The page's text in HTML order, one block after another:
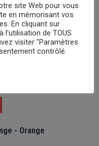
vous
- Orange
site Web pour vous
en mémorisant vos
En cliquant sur
l'utilisation de TOUS
visiter "Paramètres
contrôlé.